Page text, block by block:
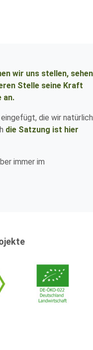
wir uns stellen, sehen
Stelle seine Kraft
an.
eingefügt, die wir natürlich
die Satzung ist hier
immer im